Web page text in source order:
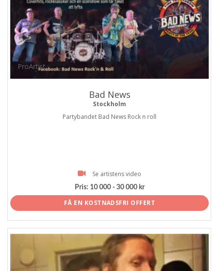
ProArtist
Bad News
Stockholm
Partybandet Bad News Rock n roll
Se artistens video
Pris: 10 000 - 30 000 kr
FÅ EN KOSTNADSFRI OFFERT